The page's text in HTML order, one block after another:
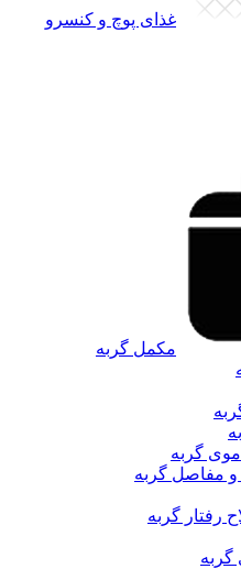
غذای پوچ و کنسرو
مکمل گربه
گربه
و مفاصل گربه
رفتار گربه